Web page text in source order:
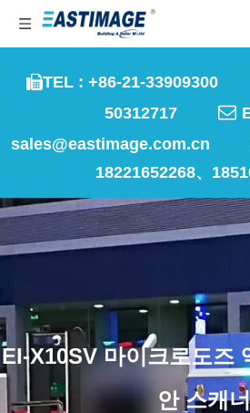
TEL : +86-21-33909300
50312717 
sales@eastimage.com.cn
18221652268、
EI-X10SV 마이크로도즈
안 스캐너